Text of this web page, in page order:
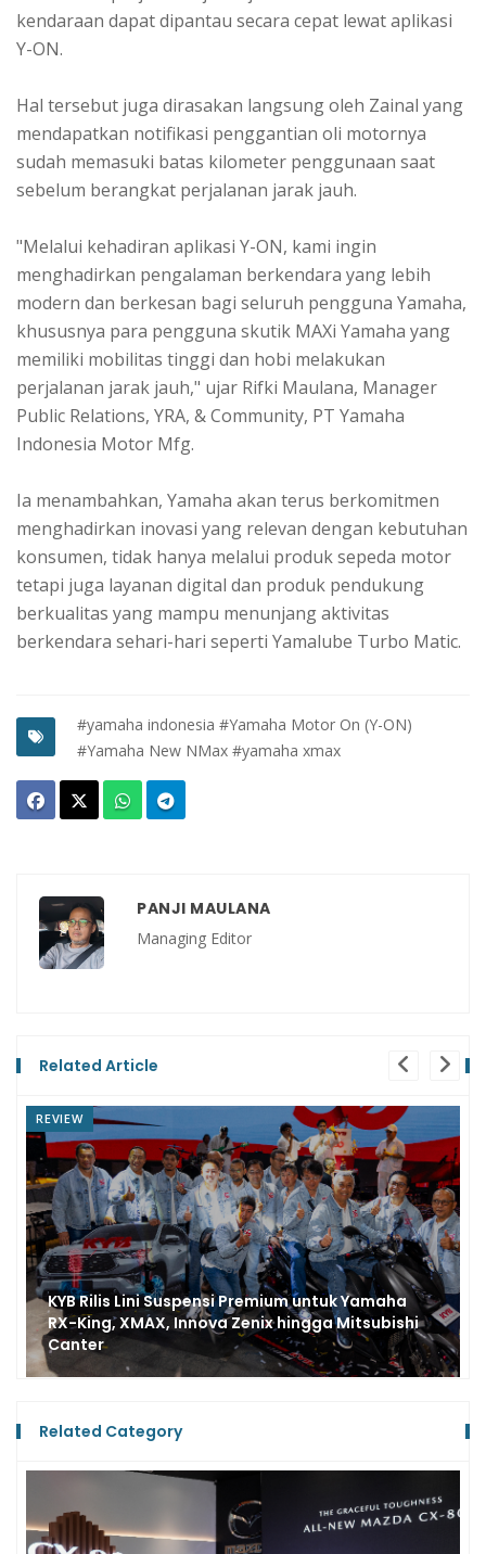
kendaraan dapat dipantau secara cepat lewat aplikasi
Y-ON.
Hal tersebut juga dirasakan langsung oleh Zainal yang
mendapatkan notifikasi penggantian oli motornya
sudah memasuki batas kilometer penggunaan saat
sebelum berangkat perjalanan jarak jauh.
"Melalui kehadiran aplikasi Y-ON, kami ingin
menghadirkan pengalaman berkendara yang lebih
modern dan berkesan bagi seluruh pengguna Yamaha,
khususnya para pengguna skutik MAXi Yamaha yang
memiliki mobilitas tinggi dan hobi melakukan
perjalanan jarak jauh," ujar Rifki Maulana, Manager
Public Relations, YRA, & Community, PT Yamaha
Indonesia Motor Mfg.
Ia menambahkan, Yamaha akan terus berkomitmen
menghadirkan inovasi yang relevan dengan kebutuhan
konsumen, tidak hanya melalui produk sepeda motor
tetapi juga layanan digital dan produk pendukung
berkualitas yang mampu menunjang aktivitas
berkendara sehari-hari seperti Yamalube Turbo Matic.
#yamaha indonesia #Yamaha Motor On (Y-ON)
#Yamaha New NMax #yamaha xmax
PANJI MAULANA
Managing Editor
Related Article
NEWS
Yamaha Mulai Rangkaian Maxi Tour Boemi
Nusantara, Toba Samosir Jadi Saksi Pembuka
Jelajah Indonesia
Related Category